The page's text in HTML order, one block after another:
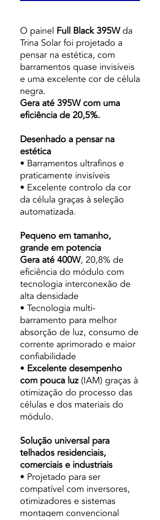
O painel Full Black 395Wda
Trina Solar foi projetado a
pensar na estética, com
barramentos quase invisíveis
e uma excelente cor de célula
negra.
Gera até 395W com uma
eficiência de 20,5%.
Desenhado a pensar na
estética
• Barramentos ultrafinos e
praticamente invisíveis
• Excelente controlo da cor
da célula graças à seleção
automatizada.
Pequeno em tamanho,
grande em potencia
Gera até 400W, 20,8% de
eficiência do módulo com
tecnologia interconexão de
alta densidade
• Tecnologia multi-
barramento para melhor
absorção de luz, consumo de
corrente aprimorado e maior
confiabilidade
• Excelente desempenho
com pouca luz (IAM) graças à
otimização do processo das
células e dos materiais do
módulo.
Solução universal para
telhados residenciais,
comerciais e industriais
• Projetado para ser
compatível com inversores,
otimizadores e sistemas
montagem convencional